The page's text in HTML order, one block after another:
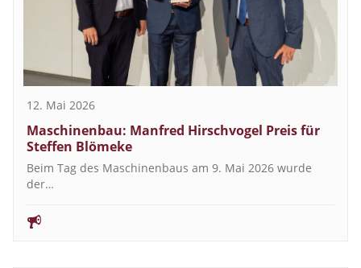
12. Mai 2026
Maschinenbau: Manfred Hirschvogel Preis für
Steffen Blömeke
Beim Tag des Maschinenbaus am 9. Mai 2026 wurde
der…